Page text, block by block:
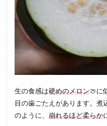
生の食感は硬めのメロン🍈に
目の歯ごたえがあります。煮
のように、 崩れるほど柔らか